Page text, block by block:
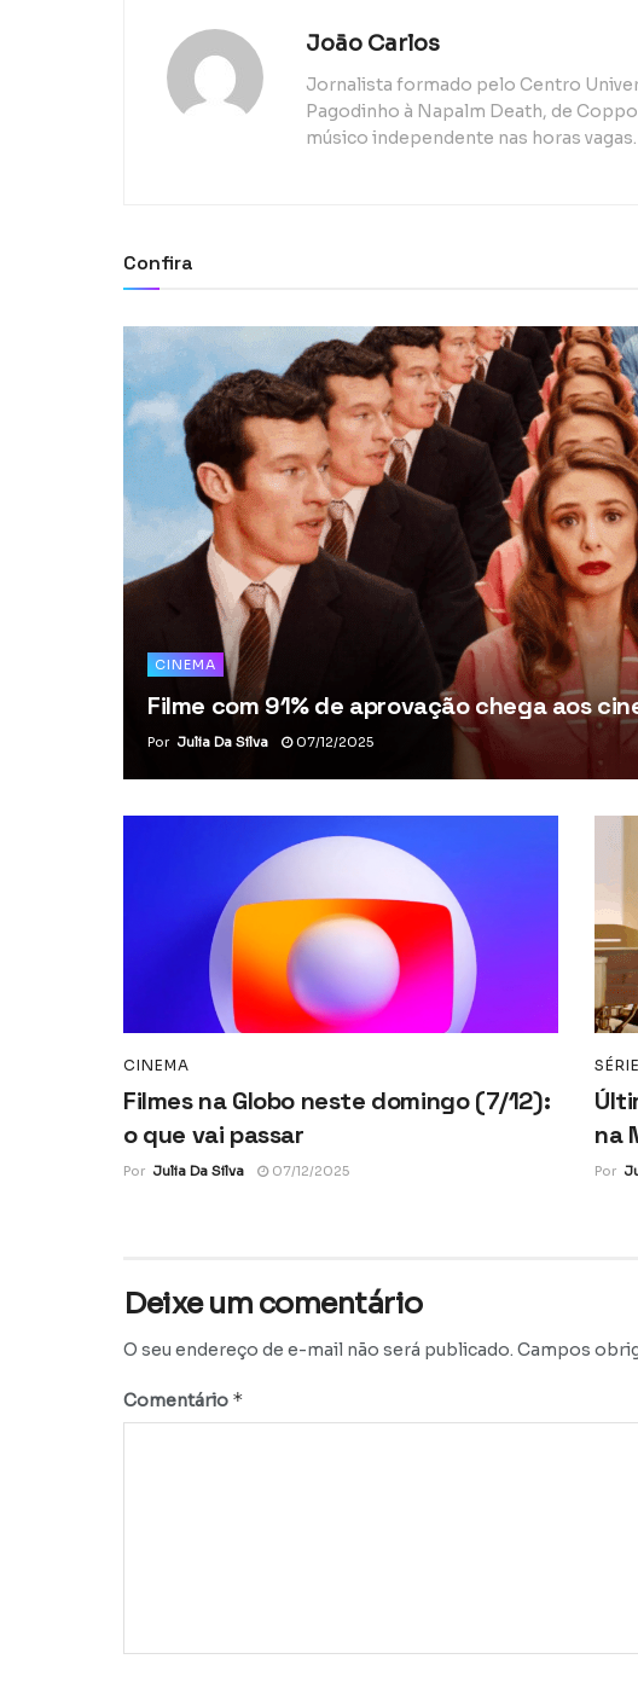
João Carlos
Jornalista formado pelo Centro
Pagodinho à Napalm Death, de
músico independente nas horas vagas.
Confira
CINEMA
Filme com 91% de aprovação chega aos
Por Julia Da Silva 07/12/2025
CINEMA
Filmes na Globo neste domingo (7/12):
o que vai passar
Por Julia Da Silva 07/12/2025
na
Por
Deixe um comentário
O seu endereço de e-mail não será publicado. Campos
Comentário *